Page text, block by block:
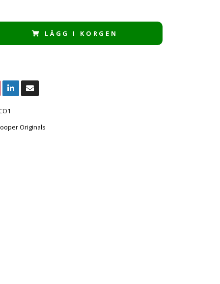
LÄGG I KORGEN
Originals